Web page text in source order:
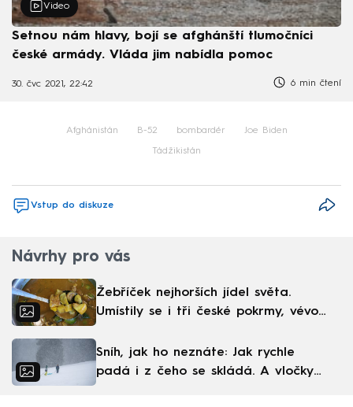
Video
Setnou nám hlavy, bojí se afghánští tlumočníci
české armády. Vláda jim nabídla pomoc
30. čvc 2021, 22:42 6 min čtení
Afghánistán B-52 bombardér Joe Biden
Tádžikistán
Vstup do diskuze
Návrhy pro vás
Žebříček nejhorších jídel světa.
Umístily se i tři české pokrmy, vévodí
Sníh, jak ho neznáte: Jak rychle
padá i z čeho se skládá. A vločky